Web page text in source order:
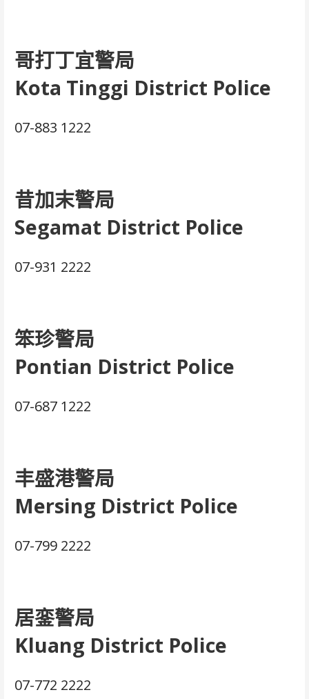
哥打丁宜警局
Kota Tinggi District Police
07-883 1222
昔加末警局
Segamat District Police
07-931 2222
笨珍警局
Pontian District Police
07-687 1222
丰盛港警局
Mersing District Police
07-799 2222
居銮警局
Kluang District Police
07-772 2222